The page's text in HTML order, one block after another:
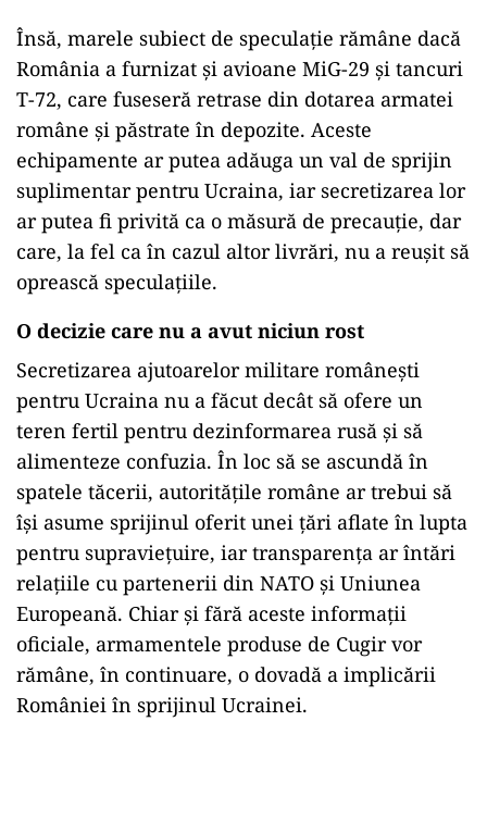
Însă, marele subiect de speculație rămâne dacă
România a furnizat și avioane MiG-29 și tancuri
T-72, care fuseseră retrase din dotarea armatei
române și păstrate în depozite. Aceste
echipamente ar putea adăuga un val de sprijin
suplimentar pentru Ucraina, iar secretizarea lor
ar putea fi privită ca o măsură de precauție, dar
care, la fel ca în cazul altor livrări, nu a reușit să
oprească speculațiile.
O decizie care nu a avut niciun rost
Secretizarea ajutoarelor militare românești
pentru Ucraina nu a făcut decât să ofere un
teren fertil pentru dezinformarea rusă și să
alimenteze confuzia. În loc să se ascundă în
spatele tăcerii, autoritățile române ar trebui să
își asume sprijinul oferit unei țări aflate în lupta
pentru supraviețuire, iar transparența ar întări
relațiile cu partenerii din NATO și Uniunea
Europeană. Chiar și fără aceste informații
oficiale, armamentele produse de Cugir vor
rămâne, în continuare, o dovadă a implicării
României în sprijinul Ucrainei.